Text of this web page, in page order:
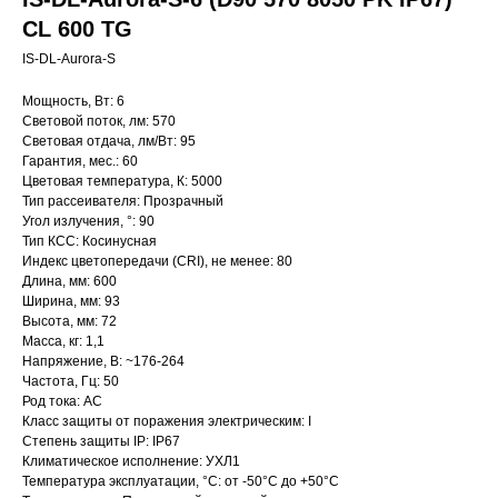
CL 600 TG
IS-DL-Aurora-S
Мощность, Вт: 6
Световой поток, лм: 570
Световая отдача, лм/Вт: 95
Гарантия, мес.: 60
Цветовая температура, К: 5000
Тип рассеивателя: Прозрачный
Угол излучения, °: 90
Тип КСС: Косинусная
Индекс цветопередачи (CRI), не менее: 80
Длина, мм: 600
Ширина, мм: 93
Высота, мм: 72
Масса, кг: 1,1
Напряжение, В: ~176-264
Частота, Гц: 50
Род тока: AC
Класс защиты от поражения электрическим: I
Степень защиты IP: IP67
Климатическое исполнение: УХЛ1
Температура эксплуатации, °С: от -50°C до +50°C